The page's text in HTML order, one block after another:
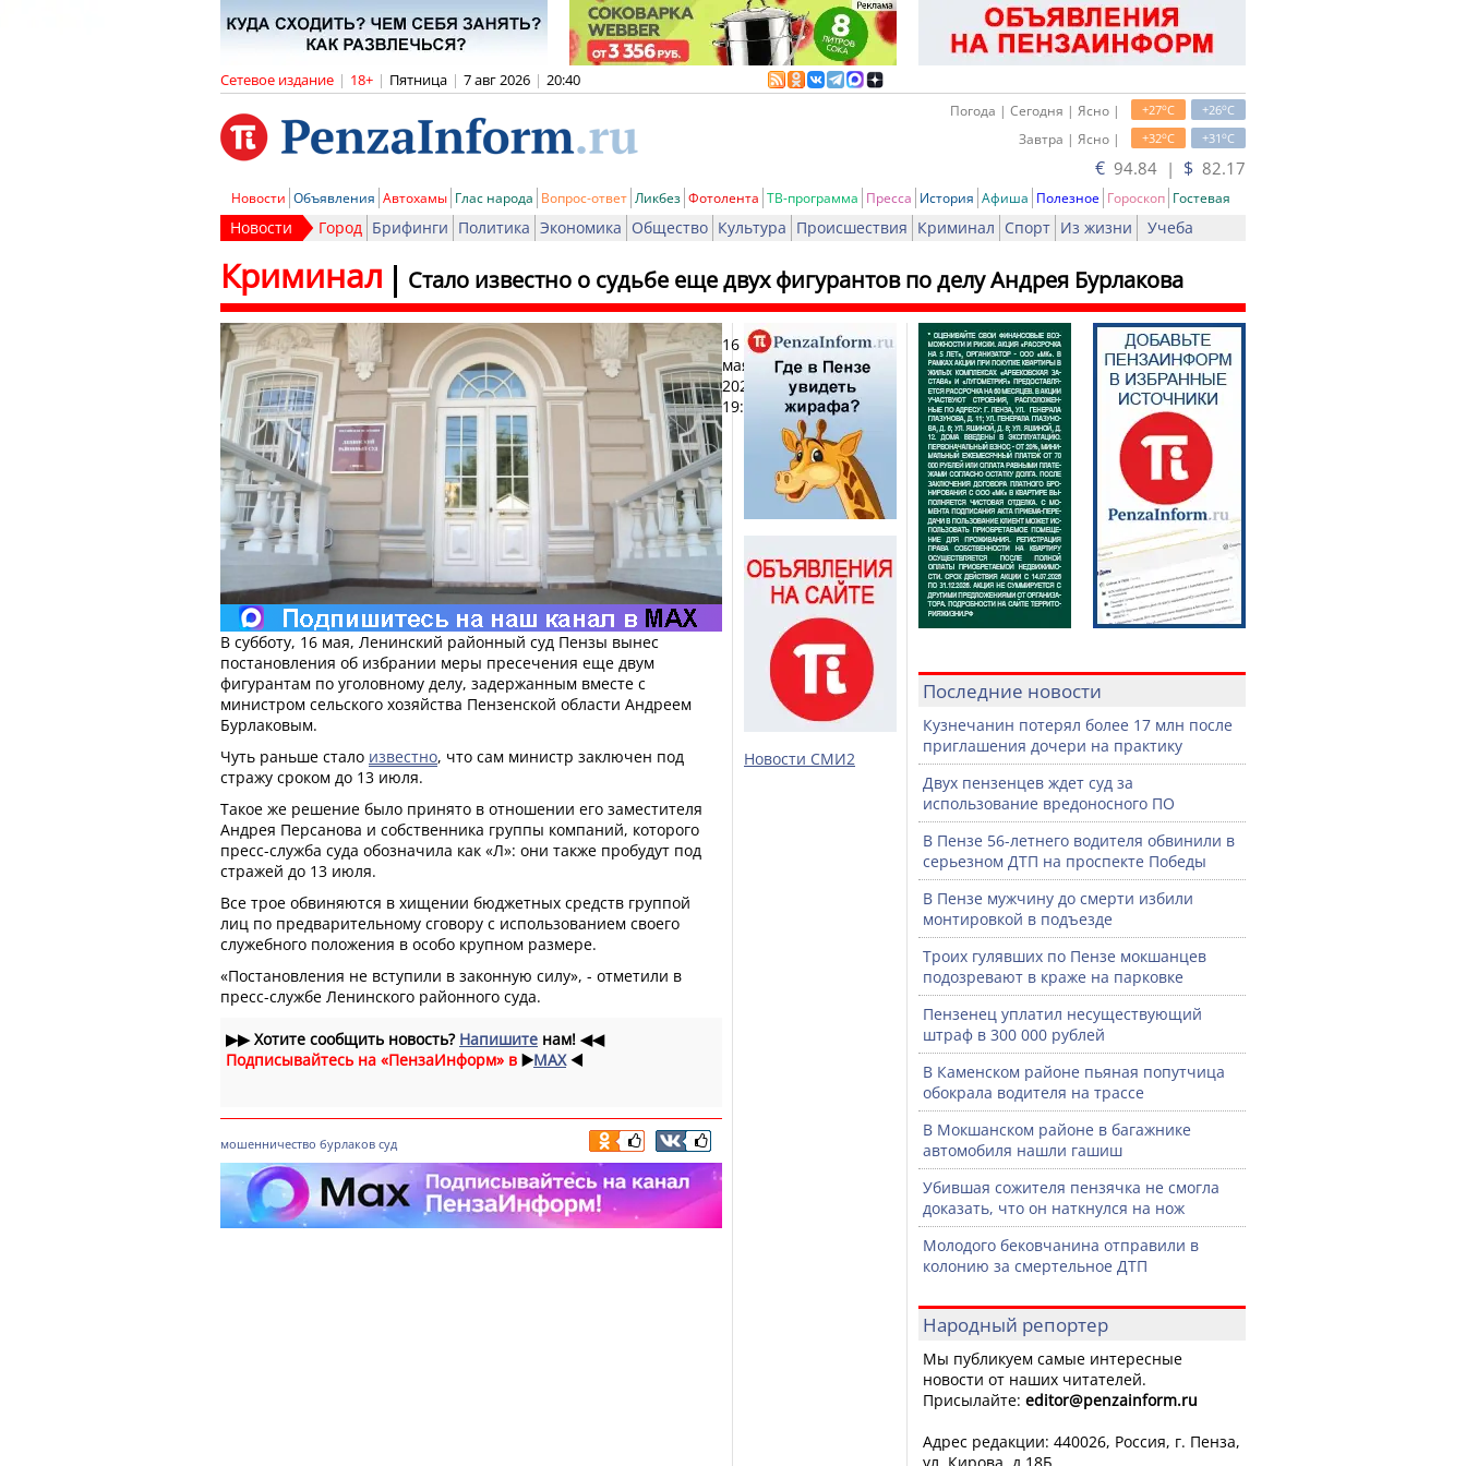
Сетевое издание | 18+ | Пятница | 7 авг 2026 | 20:40
+26oC
+27oC
Погода | Сегодня | Ясно |
+31oC
+32oC
Завтра | Ясно |
€ 94.84 | $ 82.17
Новости Объявления Автохамы Глас народа Вопрос-ответ Ликбез Фотолента ТВ-программа Пресса История Афиша Полезное Гороскоп Гостевая
Новости Город Брифинги Политика Экономика Общество Культура Происшествия Криминал Спорт Из жизни Учеба
Стало известно о судьбе еще двух фигурантов по делу Андрея Бурлакова
Криминал
16
мая
2020,
19:22
Печать
В субботу, 16 мая, Ленинский районный суд Пензы вынес
постановления об избрании меры пресечения еще двум
фигурантам по уголовному делу, задержанным вместе с
министром сельского хозяйства Пензенской области Андреем
Бурлаковым.
Чуть раньше стало известно, что сам министр заключен под
стражу сроком до 13 июля.
Такое же решение было принято в отношении его заместителя
Андрея Персанова и собственника группы компаний, которого
пресс-служба суда обозначила как «Л»: они также пробудут под
стражей до 13 июля.
Все трое обвиняются в хищении бюджетных средств группой
лиц по предварительному сговору с использованием своего
служебного положения в особо крупном размере.
«Постановления не вступили в законную силу», - отметили в
пресс-службе Ленинского районного суда.
▶▶Хотите сообщить новость? Напишите нам! ◀◀
Подписывайтесь на «ПензаИнформ» в ▶️MAX ◀️
мошенничество бурлаков суд
Новости СМИ2
Последние новости
Кузнечанин потерял более 17 млн после
приглашения дочери на практику
Двух пензенцев ждет суд за
использование вредоносного ПО
В Пензе 56-летнего водителя обвинили в
серьезном ДТП на проспекте Победы
В Пензе мужчину до смерти избили
монтировкой в подъезде
Троих гулявших по Пензе мокшанцев
подозревают в краже на парковке
Пензенец уплатил несуществующий
штраф в 300 000 рублей
В Каменском районе пьяная попутчица
обокрала водителя на трассе
В Мокшанском районе в багажнике
автомобиля нашли гашиш
Убившая сожителя пензячка не смогла
доказать, что он наткнулся на нож
Молодого бековчанина отправили в
колонию за смертельное ДТП
Народный репортер
Мы публикуем самые интересные
новости от наших читателей.
Присылайте: editor@penzainform.ru
Адрес редакции: 440026, Россия, г. Пенза,